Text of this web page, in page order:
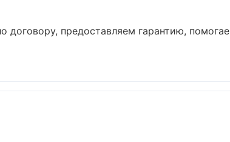
договору, предоставляем гарантию,